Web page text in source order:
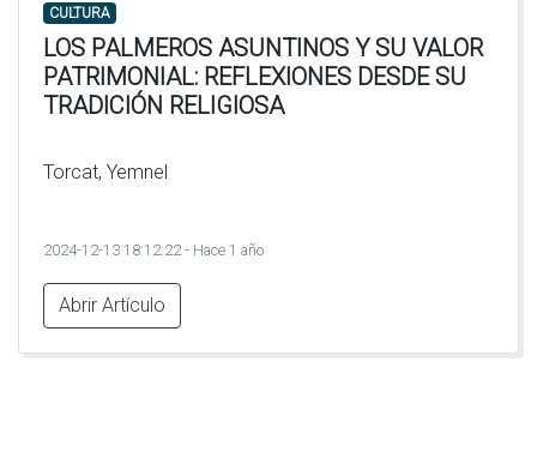
CULTURA
LOS PALMEROS ASUNTINOS Y SU VALOR
PATRIMONIAL: REFLEXIONES DESDE SU
TRADICIÓN RELIGIOSA
Torcat, Yemnel
2024-12-13 18:12:22 - Hace 1 año
Abrir Artículo